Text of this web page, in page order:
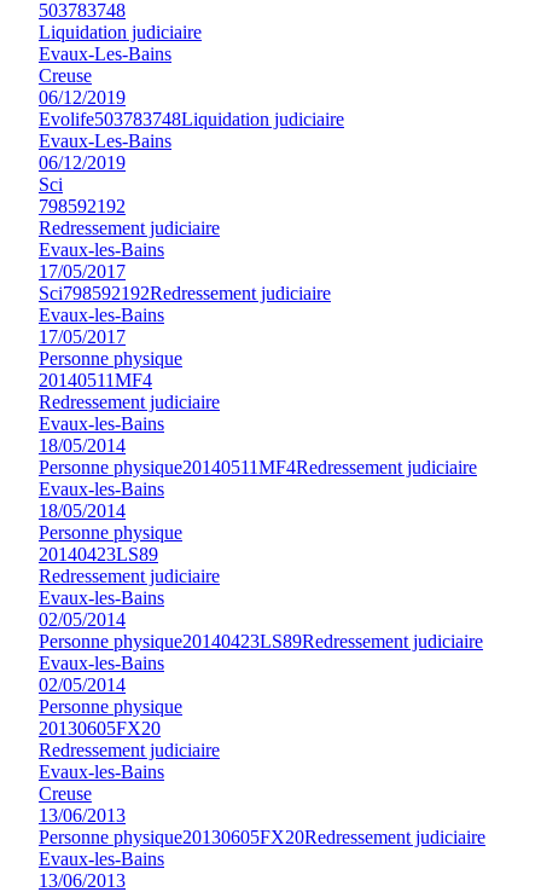
503783748
Liquidation judiciaire
Evaux-Les-Bains
Creuse
06/12/2019
Evolife503783748Liquidation judiciaire
Evaux-Les-Bains
06/12/2019
Sci
798592192
Redressement judiciaire
Evaux-les-Bains
17/05/2017
Sci798592192Redressement judiciaire
Evaux-les-Bains
17/05/2017
Personne physique
20140511MF4
Redressement judiciaire
Evaux-les-Bains
18/05/2014
Personne physique20140511MF4Redressement judiciaire
Evaux-les-Bains
18/05/2014
Personne physique
20140423LS89
Redressement judiciaire
Evaux-les-Bains
02/05/2014
Personne physique20140423LS89Redressement judiciaire
Evaux-les-Bains
02/05/2014
Personne physique
20130605FX20
Redressement judiciaire
Evaux-les-Bains
Creuse
13/06/2013
Personne physique20130605FX20Redressement judiciaire
Evaux-les-Bains
13/06/2013